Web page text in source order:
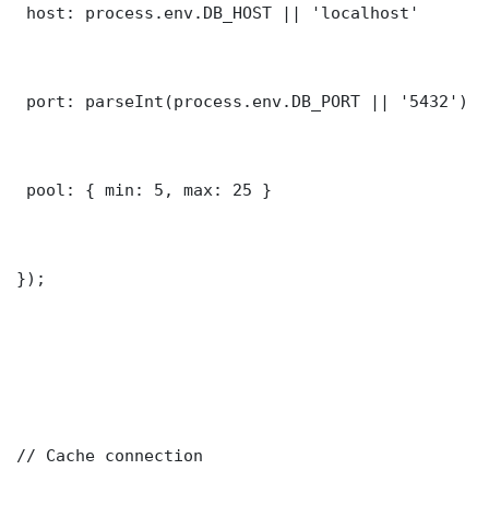
host: process.env.DB_HOST || 'localhost'
port: parseInt(process.env.DB_PORT || '5432')
pool: { min: 5, max: 25 }
});
// Cache connection